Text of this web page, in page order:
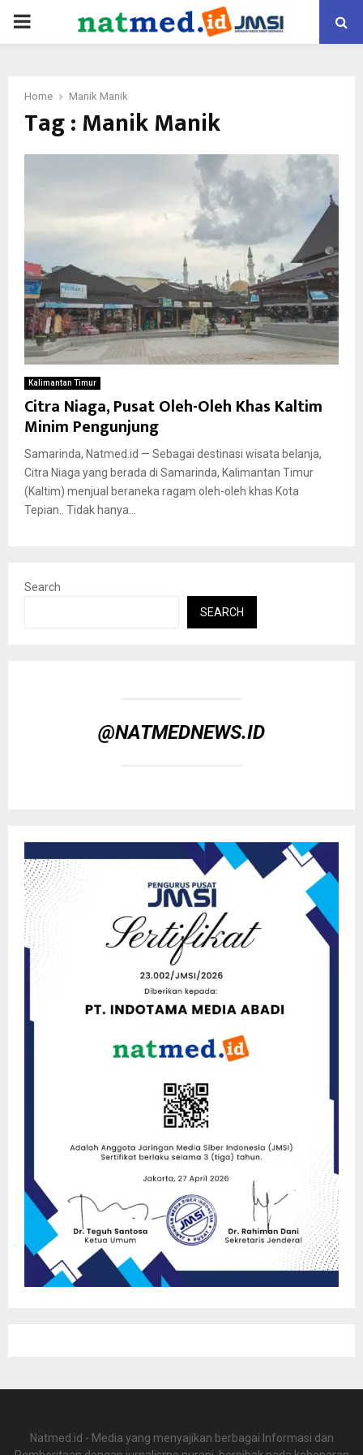
PRIMARY
Home Manik Manik
Tag : Manik Manik
Kalimantan Timur
Citra Niaga, Pusat Oleh-Oleh Khas Kaltim
Minim Pengunjung
Samarinda, Natmed.id — Sebagai destinasi wisata belanja,
Citra Niaga yang berada di Samarinda, Kalimantan Timur
(Kaltim) menjual beraneka ragam oleh-oleh khas Kota
Tepian.. Tidak hanya...
Search
SEARCH
@NATMEDNEWS.ID
Natmed.id - Media yang menyajikan berbagai Informasi dan